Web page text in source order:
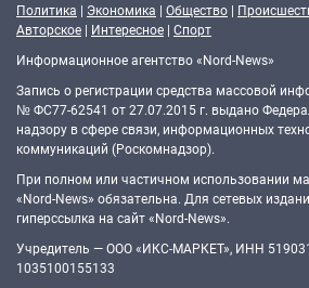
Политика | Экономика | Общество |
Авторское | Интересное | Спорт
Информационное агентство «Nord-News»
Запись о регистрации средства массовой
№ ФС77-62541 от 27.07.2015 г. выдано
надзору в сфере связи, информационных
коммуникаций (Роскомнадзор).
При полном или частичном использовании
«Nord-News» обязательна. Для сетевых
гиперссылка на сайт «Nord-News».
Учредитель — ООО «ИКС-МАРКЕТ», ИНН
1035100155133